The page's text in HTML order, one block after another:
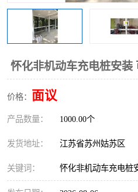
怀化非机动车充电桩安装
价格： 面议
产品数量： 1000.00个
发货地址： 江苏省苏州姑苏区
关键词： 怀化非机动车充电桩